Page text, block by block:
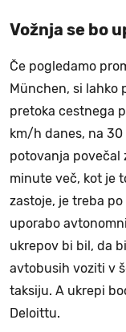
Vožnja se bo
Če pogledamo
München, si lahko
pretoka cestnega
km/h danes, na 30
potovanja povečal
minute več, kot je
zastoje, je treba
uporabo
ukrepov bi bil, da
avtobusih voziti v
taksiju. A ukrepi
Deloittu.